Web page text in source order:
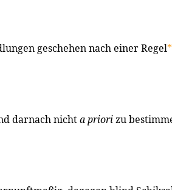
geschehen nach einer Regel*
darnach nichta priorizu